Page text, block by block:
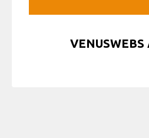
VENUSWEBS